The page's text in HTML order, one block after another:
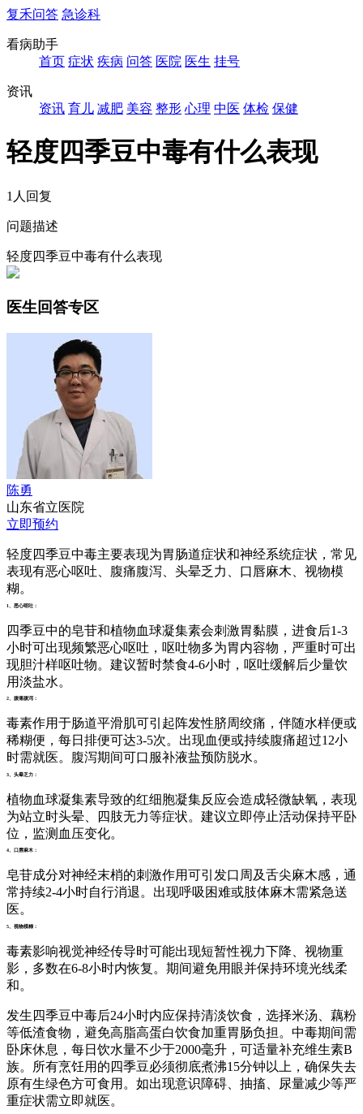
复禾问答 急诊科
看病助手
首页 症状 疾病 问答 医院 医生 挂号
资讯
资讯 育儿 减肥 美容 整形 心理 中医 体检 保健
轻度四季豆中毒有什么表现
1人回复
问题描述
轻度四季豆中毒有什么表现
医生回答专区
陈勇
山东省立医院
立即预约
轻度四季豆中毒主要表现为胃肠道症状和神经系统症状，常见
表现有恶心呕吐、腹痛腹泻、头晕乏力、口唇麻木、视物模
糊。
1、恶心呕吐：
四季豆中的皂苷和植物血球凝集素会刺激胃黏膜，进食后1-3
小时可出现频繁恶心呕吐，呕吐物多为胃内容物，严重时可出
现胆汁样呕吐物。建议暂时禁食4-6小时，呕吐缓解后少量饮
用淡盐水。
2、腹痛腹泻：
毒素作用于肠道平滑肌可引起阵发性脐周绞痛，伴随水样便或
稀糊便，每日排便可达3-5次。出现血便或持续腹痛超过12小
时需就医。腹泻期间可口服补液盐预防脱水。
3、头晕乏力：
植物血球凝集素导致的红细胞凝集反应会造成轻微缺氧，表现
为站立时头晕、四肢无力等症状。建议立即停止活动保持平卧
位，监测血压变化。
4、口唇麻木：
皂苷成分对神经末梢的刺激作用可引发口周及舌尖麻木感，通
常持续2-4小时自行消退。出现呼吸困难或肢体麻木需紧急送
医。
5、视物模糊：
毒素影响视觉神经传导时可能出现短暂性视力下降、视物重
影，多数在6-8小时内恢复。期间避免用眼并保持环境光线柔
和。
发生四季豆中毒后24小时内应保持清淡饮食，选择米汤、藕粉
等低渣食物，避免高脂高蛋白饮食加重胃肠负担。中毒期间需
卧床休息，每日饮水量不少于2000毫升，可适量补充维生素B
族。所有烹饪用的四季豆必须彻底煮沸15分钟以上，确保失去
原有生绿色方可食用。如出现意识障碍、抽搐、尿量减少等严
重症状需立即就医。